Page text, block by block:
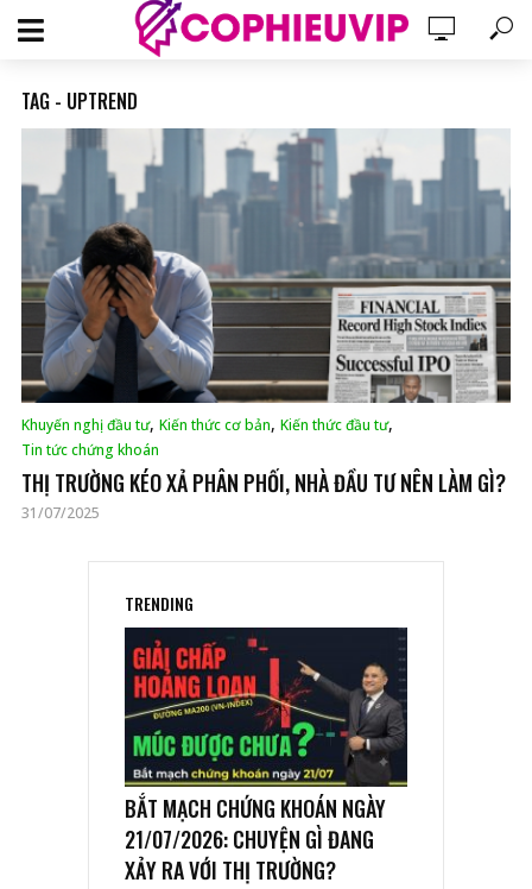
TAG - UPTREND
Khuyến nghị đầu tư, Kiến thức cơ bản, Kiến thức đầu tư,
Tin tức chứng khoán
THỊ TRƯỜNG KÉO XẢ PHÂN PHỐI, NHÀ ĐẦU TƯ NÊN LÀM GÌ?
31/07/2025
TRENDING
BẮT MẠCH CHỨNG KHOÁN NGÀY
21/07/2026: CHUYỆN GÌ ĐANG
XẢY RA VỚI THỊ TRƯỜNG?